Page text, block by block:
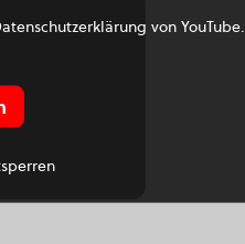
von YouTube.